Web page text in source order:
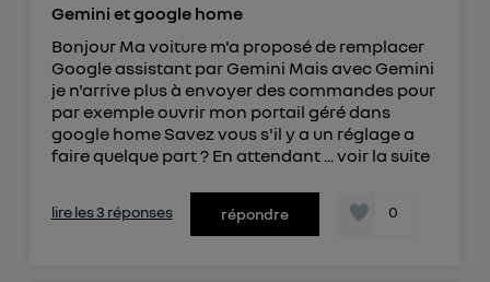
Gemini et google home
Bonjour Ma voiture m'a proposé de remplacer
Google assistant par Gemini Mais avec Gemini
je n'arrive plus à envoyer des commandes pour
par exemple ouvrir mon portail géré dans
google home Savez vous s'il y a un réglage a
faire quelque part ? En attendant ... voir la suite
lire les 3 réponses répondre 0